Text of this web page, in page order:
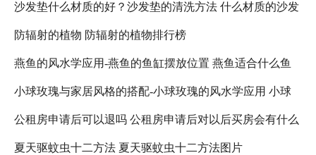
络招聘需注意什么
沙发垫什么材质的好？沙发垫的清洗方法 什么材质的沙发
垫比较好
防辐射的植物 防辐射的植物排行榜
燕鱼的风水学应用-燕鱼的鱼缸摆放位置 燕鱼适合什么鱼
缸
小球玫瑰与家居风格的搭配-小球玫瑰的风水学应用 小球
玫瑰怎么养更好看
公租房申请后可以退吗 公租房申请后对以后买房会有什么
影响吗 公租房退租以后,还可以在申请吗?
夏天驱蚊虫十二方法 夏天驱蚊虫十二方法图片